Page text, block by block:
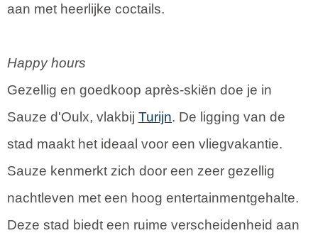
aan met heerlijke coctails.
Happy hours
Gezellig en goedkoop après-skiën doe je in
Sauze d'Oulx, vlakbij Turijn. De ligging van de
stad maakt het ideaal voor een vliegvakantie.
Sauze kenmerkt zich door een zeer gezellig
nachtleven met een hoog entertainmentgehalte.
Deze stad biedt een ruime verscheidenheid aan